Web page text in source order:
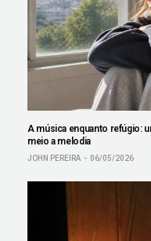
A música enquanto refúgio:
meio a melodia
JOHN PEREIRA 06/05/2026